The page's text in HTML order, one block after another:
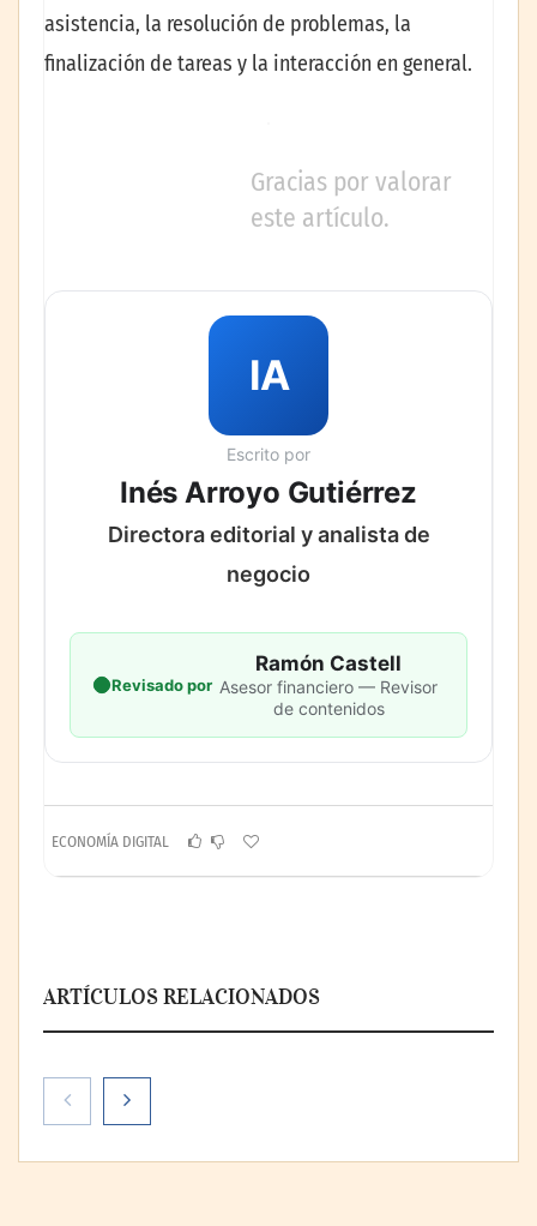
asistencia, la resolución de problemas, la
finalización de tareas y la interacción en general.
Gracias por valorar
este artículo.
IA
Escrito por
Inés Arroyo Gutiérrez
Directora editorial y analista de
negocio
Revisado por
Ramón Castell
Asesor financiero — Revisor
de contenidos
ECONOMÍA DIGITAL
ARTÍCULOS RELACIONADOS
NOVA: innovación y diseño que
transforman espacios de la mano de Tormo